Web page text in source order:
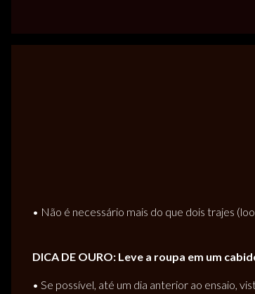
• Não é necessário mais do que dois trajes
DICA DE OURO: Leve a roupa em um
• Se possível, até um dia anterior ao ensaio,